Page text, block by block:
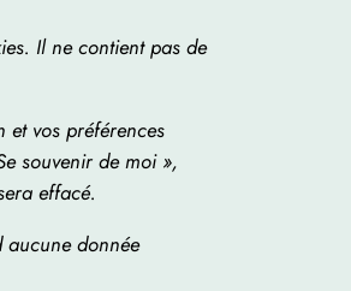
Il ne contient pas de
vos préférences
souvenir de moi »,
effacé.
donnée